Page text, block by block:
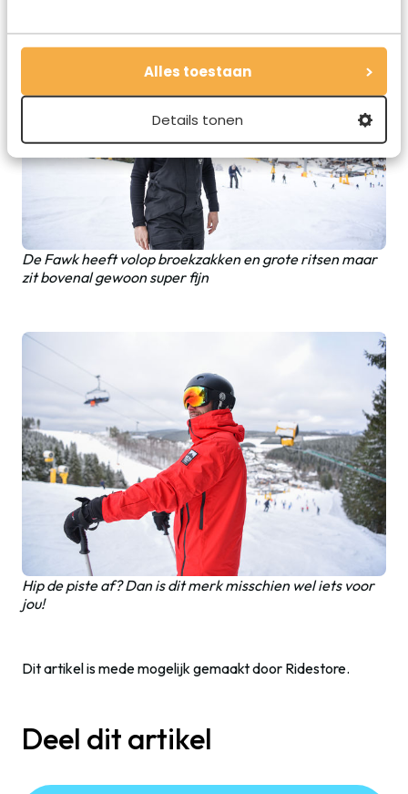
Alles toestaan
Details tonen
De Fawk heeft volop broekzakken en grote ritsen maar
zit bovenal gewoon super fijn
Hip de piste af? Dan is dit merk misschien wel iets voor
jou!
Dit artikel is mede mogelijk gemaakt door Ridestore.
Deel dit artikel